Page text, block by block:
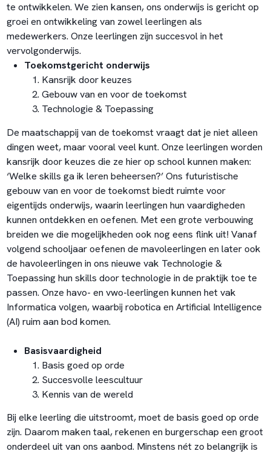
te ontwikkelen. We zien kansen, ons onderwijs is gericht op
groei en ontwikkeling van zowel leerlingen als
medewerkers. Onze leerlingen zijn succesvol in het
vervolgonderwijs.
Toekomstgericht onderwijs
Kansrijk door keuzes
Gebouw van en voor de toekomst
Technologie & Toepassing
De maatschappij van de toekomst vraagt dat je niet alleen
dingen weet, maar vooral veel kunt. Onze leerlingen worden
kansrijk door keuzes die ze hier op school kunnen maken:
‘Welke skills ga ik leren beheersen?’ Ons futuristische
gebouw van en voor de toekomst biedt ruimte voor
eigentijds onderwijs, waarin leerlingen hun vaardigheden
kunnen ontdekken en oefenen. Met een grote verbouwing
breiden we die mogelijkheden ook nog eens flink uit! Vanaf
volgend schooljaar oefenen de mavoleerlingen en later ook
de havoleerlingen in ons nieuwe vak Technologie &
Toepassing hun skills door technologie in de praktijk toe te
passen. Onze havo- en vwo-leerlingen kunnen het vak
Informatica volgen, waarbij robotica en Artificial Intelligence
(AI) ruim aan bod komen.
Basisvaardigheid
Basis goed op orde
Succesvolle leescultuur
Kennis van de wereld
Bij elke leerling die uitstroomt, moet de basis goed op orde
zijn. Daarom maken taal, rekenen en burgerschap een groot
onderdeel uit van ons aanbod. Minstens nét zo belangrijk is